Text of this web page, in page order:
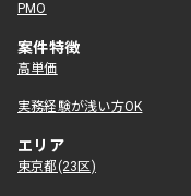
PMO
案件特徴
高単価
実務経験が浅い方OK
エリア
東京都(23区)